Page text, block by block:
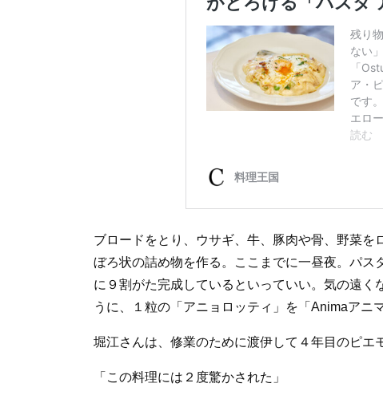
ブロードをとり、ウサギ、牛、豚肉や骨、野菜
ぼろ状の詰め物を作る。ここまでに一昼夜。パ
に９割がた完成しているといっていい。気の遠
うに、１粒の「アニョロッティ」を「Animaアニ
堀江さんは、修業のために渡伊して４年目のピエ
「この料理には２度驚かされた」